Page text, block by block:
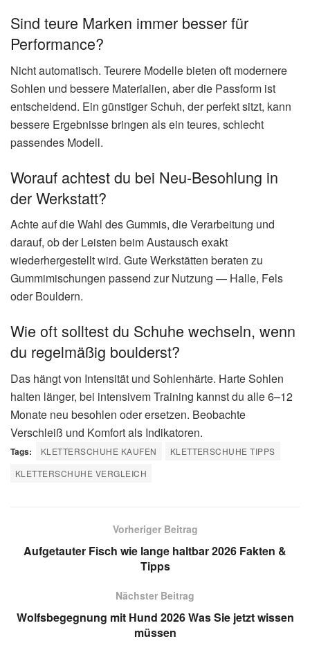
Sind teure Marken immer besser für
Performance?
Nicht automatisch. Teurere Modelle bieten oft modernere
Sohlen und bessere Materialien, aber die Passform ist
entscheidend. Ein günstiger Schuh, der perfekt sitzt, kann
bessere Ergebnisse bringen als ein teures, schlecht
passendes Modell.
Worauf achtest du bei Neu-Besohlung in
der Werkstatt?
Achte auf die Wahl des Gummis, die Verarbeitung und
darauf, ob der Leisten beim Austausch exakt
wiederhergestellt wird. Gute Werkstätten beraten zu
Gummimischungen passend zur Nutzung — Halle, Fels
oder Bouldern.
Wie oft solltest du Schuhe wechseln, wenn
du regelmäßig boulderst?
Das hängt von Intensität und Sohlenhärte. Harte Sohlen
halten länger, bei intensivem Training kannst du alle 6–12
Monate neu besohlen oder ersetzen. Beobachte
Verschleiß und Komfort als Indikatoren.
Tags: KLETTERSCHUHE KAUFEN
KLETTERSCHUHE TIPPS
KLETTERSCHUHE VERGLEICH
Vorheriger Beitrag
Aufgetauter Fisch wie lange haltbar 2026 Fakten &
Tipps
Nächster Beitrag
Wolfsbegegnung mit Hund 2026 Was Sie jetzt wissen
müssen